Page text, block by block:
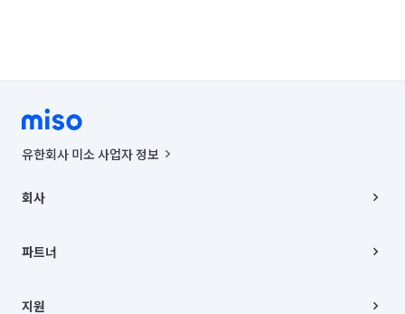
유한회사 미소 사업자 정보
00019 |
주소 | 본사: 서울특별시 종로구 율곡로 6(중학동, 트윈트리빌딩) B동 5층
컨택센터 : 서울특별시 종로구 수송동 율곡로 24, 7층, 8층 미소
상품, 상품정보, 거래에 관한 의무와 책임은 거래당사자에게 있습니다.
회사
채용
파트너
이사
지원